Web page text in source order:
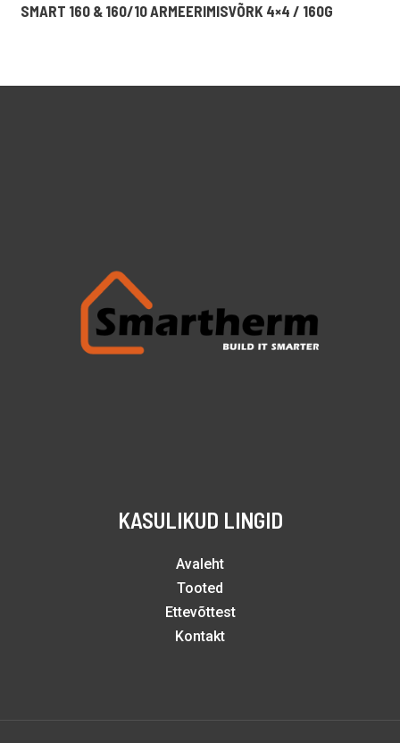
SMART 160 & 160/10 ARMEERIMISVÕRK 4×4 / 160G
KASULIKUD LINGID
Avaleht
Tooted
Ettevõttest
Kontakt